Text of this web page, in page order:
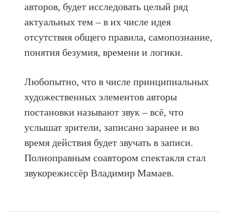
авторов, будет исследовать целый ряд
актуальных тем – в их числе идея
отсутствия общего правила, самопознание,
понятия безумия, времени и логики.
Любопытно, что в числе принципиальных
художественных элементов авторы
постановки называют звук – всё, что
услышат зрители, записано заранее и во
время действия будет звучать в записи.
Полноправным соавтором спектакля стал
звукорежиссёр Владимир Мамаев.